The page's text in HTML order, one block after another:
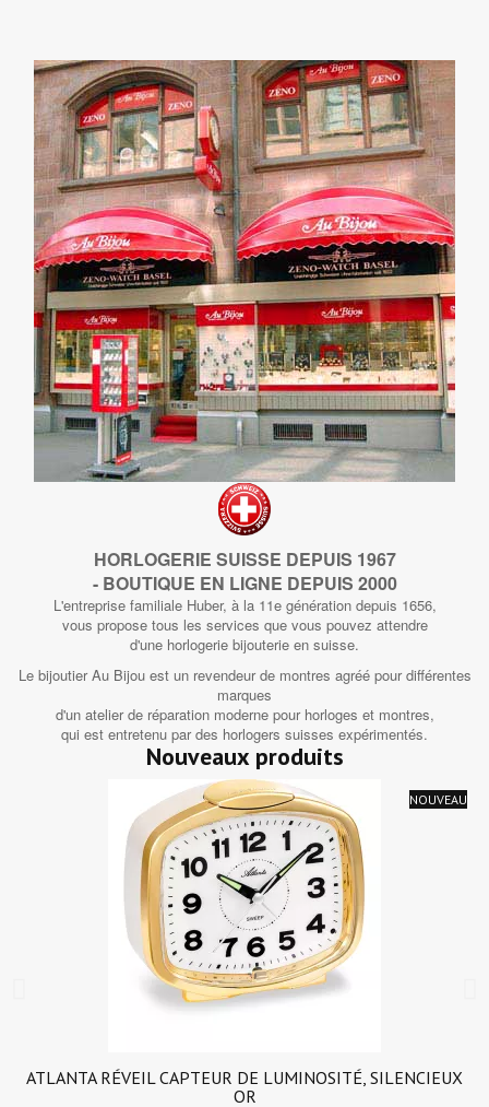
HORLOGERIE SUISSE DEPUIS 1967
- BOUTIQUE EN LIGNE DEPUIS 2000
L'entreprise familiale Huber, à la 11e génération depuis 1656,
vous propose tous les services que vous pouvez attendre
d'une horlogerie bijouterie en suisse.
Le bijoutier Au Bijou est un revendeur de montres agréé pour différentes
marques
d'un atelier de réparation moderne pour horloges et montres,
qui est entretenu par des horlogers suisses expérimentés.
Nouveaux produits
NOUVEAU
ATLANTA RÉVEIL CAPTEUR DE LUMINOSITÉ, SILENCIEUX
OR